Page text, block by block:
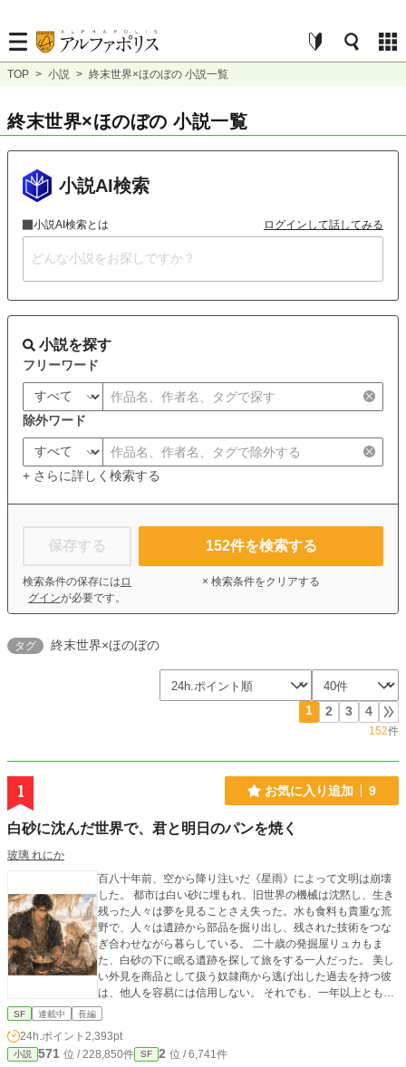
TOP > 小説 > 終末世界×ほのぼの 小説一覧
終末世界×ほのぼの 小説一覧
小説AI検索
小説AI検索とは ログインして話してみる
小説を探す
フリーワード
除外ワード
+ さらに詳しく検索する
保存する
検索条件の保存には ロ
グインが必要です。
152件を検索する
× 検索条件をクリアする
タグ 終末世界×ほのぼの
1 2 3 4
152件
1 お気に入り追加 9
白砂に沈んだ世界で、君と明日のパンを焼く
玻璃 れにか
百八十年前、空から降り注いだ《星雨》によって文明は崩壊
した。 都市は白い砂に埋もれ、旧世界の機械は沈黙し、生き
残った人々は夢を見ることさえ失った。水も食料も貴重な荒
野で、人々は遺跡から部品を掘り出し、残された技術をつな
ぎ合わせながら暮らしている。 二十歳の発掘屋リュカもま
た、白砂の下に眠る遺跡を探して旅をする一人だった。 美し
い外見を商品として扱う奴隷商から逃げ出した過去を持つ彼
は、他人を容易には信用しない。 それでも、一年以上ともに
旅をしてきた大男セヴァンにだけは、背中を預けることがで
乏しい食材から温かな料理を作る。 乾燥した砂根のスープ、
発酵草を練り込んだ平焼きパン、海を知らない二人が味わう
SF 連載中 長編
24h.ポイント 2,393pt
小説 571 位 / 228,850件 SF 2 位 / 6,741件